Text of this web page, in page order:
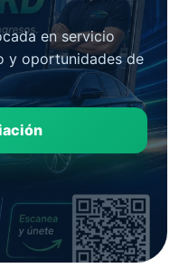
en servicio
y oportunidades de